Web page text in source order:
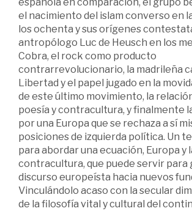
española en comparación, el grupo
el nacimiento del islam converso en
los ochenta y sus orígenes
antropólogo Luc de Heusch en los
Cobra, el rock como producto
contrarrevolucionario, la madrileña
Libertad y el papel jugado en la
de este último movimiento, la
poesía y contracultura, y finalmente
por una Europa que se rechaza a sí
posiciones de izquierda política. Un
para abordar una ecuación, Europa y
contracultura, que puede servir para
discurso europeísta hacia nuevos
Vinculándolo acaso con la secular
de la filosofía vital y cultural del